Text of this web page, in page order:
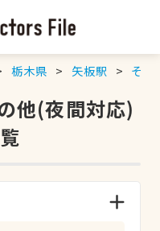
栃木県 矢板駅 その
他(夜間対応)